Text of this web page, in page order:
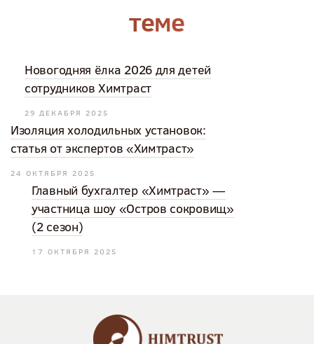
теме
Новогодняя ёлка 2026 для детей
сотрудников Химтраст
29 ДЕКАБРЯ 2025
Изоляция холодильных установок:
статья от экспертов «Химтраст»
24 ОКТЯБРЯ 2025
Главный бухгалтер «Химтраст» —
участница шоу «Остров сокровищ»
(2 сезон)
17 ОКТЯБРЯ 2025